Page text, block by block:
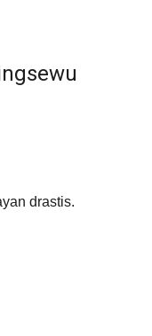
drastis.